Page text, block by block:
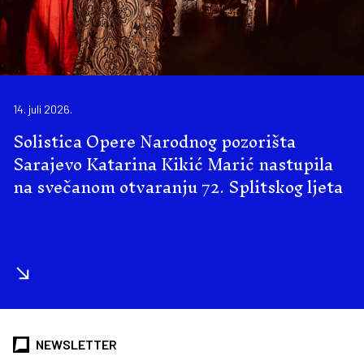
14. juli 2026.
Solistica Opere Narodnog pozorišta
Sarajevo Katarina Kikić Marić nastupila
na svečanom otvaranju 72. Splitskog ljeta
NEWSLETTER